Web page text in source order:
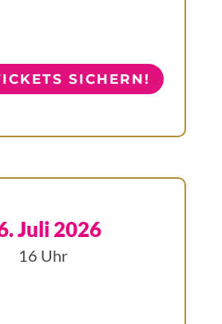
SICHERN!
Juli 2026
16 Uhr